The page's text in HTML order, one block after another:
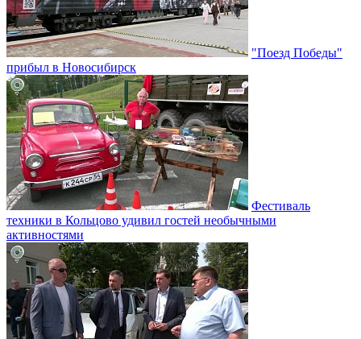
"Поезд Победы"
прибыл в Новосибирск
Фестиваль
техники в Кольцово удивил гостей необычными
активностями